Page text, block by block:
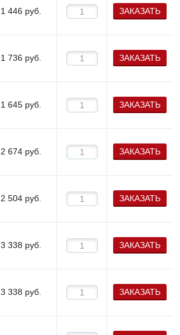
1 446 руб. ЗАКАЗАТЬ
1 736 руб. ЗАКАЗАТЬ
1 645руб. ЗАКАЗАТЬ
2 674руб. ЗАКАЗАТЬ
2 504руб. ЗАКАЗАТЬ
3 338 руб. ЗАКАЗАТЬ
3 338 руб. ЗАКАЗАТЬ